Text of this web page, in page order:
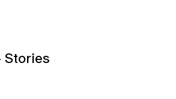
Stories